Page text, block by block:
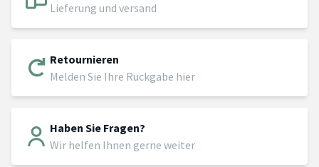
Lieferung und versand
Retournieren
Melden Sie Ihre Rückgabe hier
Haben Sie Fragen?
Wir helfen Ihnen gerne weiter